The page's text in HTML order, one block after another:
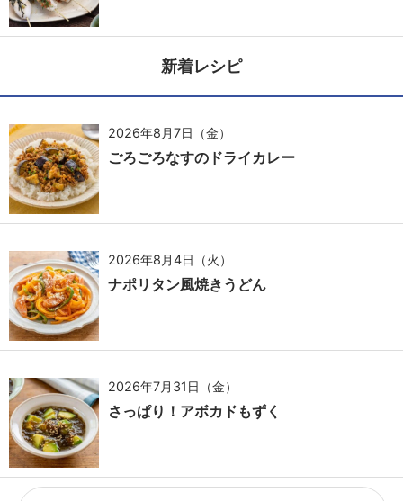
新着レシピ
2026年8月7日（金）
ごろごろなすのドライカレー
2026年8月4日（火）
ナポリタン風焼きうどん
2026年7月31日（金）
さっぱり！アボカドもずく